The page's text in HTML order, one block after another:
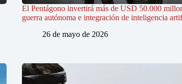
El Pentágono invertirá más de USD 50.000
guerra autónoma e integración de inteligencia
26 de mayo de 2026